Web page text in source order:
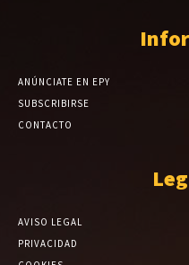
ANÚNCIATE EN EPY
SUBSCRIBIRSE
CONTACTO
AVISO LEGAL
PRIVACIDAD